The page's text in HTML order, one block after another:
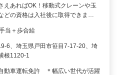
えあればOK！移動式クレーンや玉
どの資格は入社後に取得できま…
当＋歩合給
6、埼玉県戸田市笹目7-17-20、埼
根1120-1
動車運転免許 ＊幅広い世代が活躍